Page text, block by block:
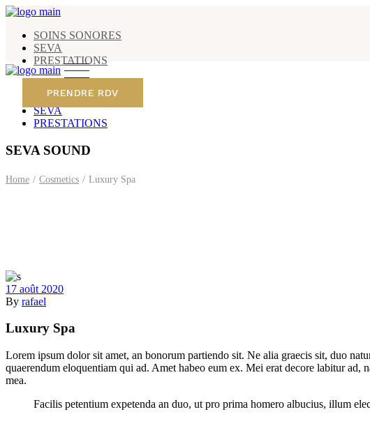
SOINS SONORES
SEVA
PRESTATIONS
PRENDRE RDV
SOINS SONORES
SEVA
PRESTATIONS
SEVA SOUND
Home Cosmetics Luxury Spa
17 août 2020
By rafael
Luxury Spa
Lorem ipsum dolor sit amet, an bonorum partiendo sit. Ne alia graecis sit, duo
quaerendum eloquentiam qui ad. Amet habeo eum ex. Mei erat decore labitur
mea.
Facilis petentium expetenda an duo, ut pro prima homero albucius, illum